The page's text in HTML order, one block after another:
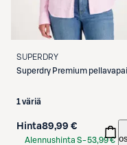
SUPERDRY
Superdry Premium
1 väriä
Hinta89,99 €
Alennushinta S-53,99 €